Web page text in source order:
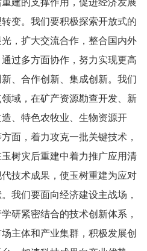
变。我们要积极探索开放式的
，扩大交流合作，整合国内外
过多方面协作，努力实现更高
、合作创新、集成创新。我们
域，在矿产资源勘查开发、新
、特色农牧业、生物资源开
面，着力攻克一批关键技术，
树灾后重建中着力推广应用清
技术成果，使玉树重建为应对
我们要面向经济建设主战场，
研紧密结合的技术创新体系，
主体和产业集群，积极发展创